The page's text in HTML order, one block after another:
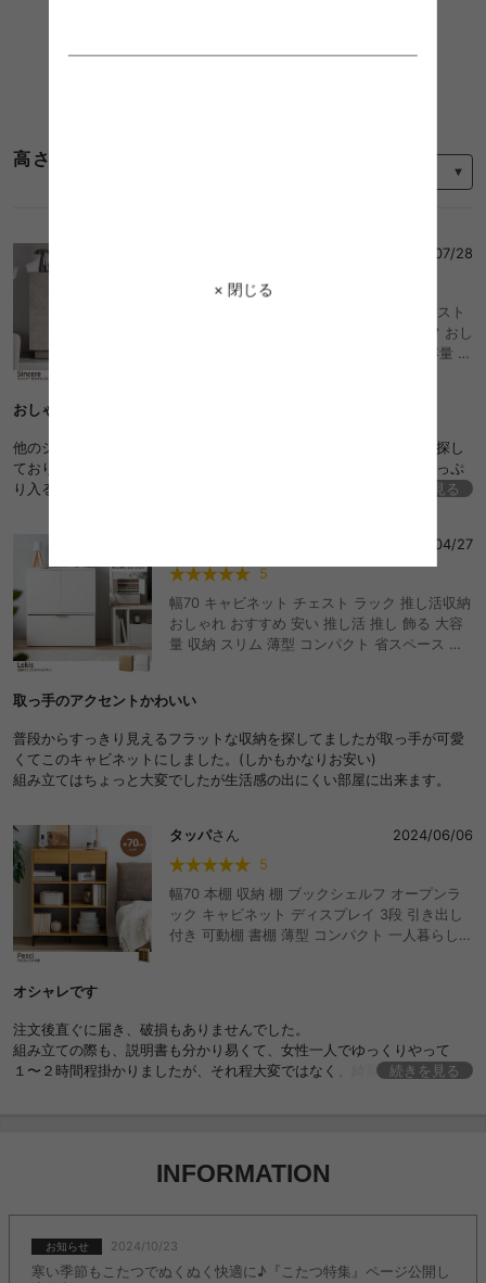
× 閉じる
高さ 70cm 棚のレビュー
2026/07/28
5
Sincere シンシア 幅70 キャビネット チェスト
ラック タンス 本棚 サイドボード シェルフ おし
ゃれ おすすめ 安い 収納 扉 棚 可動棚 大容量 キ
おしゃれ！上品な色がお気に入りです
他のショップでは見ない色？ニュアンスに一目惚れでした。収納を探し
ておりこちらに決めましたがお部屋が可愛くなって嬉しいです。たっぷ
り入るしキャスターだから掃除しやすいです。組み立ては不慣れでした
続きを見る
2026/04/27
5
幅70 キャビネット チェスト ラック 推し活収納
おしゃれ おすすめ 安い 推し活 推し 飾る 大容
量 収納 スリム 薄型 コンパクト 省スペース 扉
ミック 雑貨 グッズ コレクション フィギュア ア
チャ ぬいぐるみ
取っ手のアクセントかわいい
普段からすっきり見えるフラットな収納を探してましたが取っ手が可愛
くてこのキャビネットにしました。(しかもかなりお安い)
組み立てはちょっと大変でしたが生活感の出にくい部屋に出来ます。
タッパさん
2024/06/06
5
幅70 本棚 収納 棚 ブックシェルフ オープンラ
ック キャビネット ディスプレイ 3段 引き出し
付き 可動棚 書棚 薄型 コンパクト 一人暮らし
オシャレです
注文後直ぐに届き、破損もありませんでした。
組み立ての際も、説明書も分かり易くて、女性一人でゆっくりやって
１〜２時間程掛かりましたが、それ程大変ではなく、綺麗に仕上がりま
続きを見る
INFORMATION
お知らせ 2024/10/23
寒い季節もこたつでぬくぬく快適に♪『こたつ特集』ページ公開し